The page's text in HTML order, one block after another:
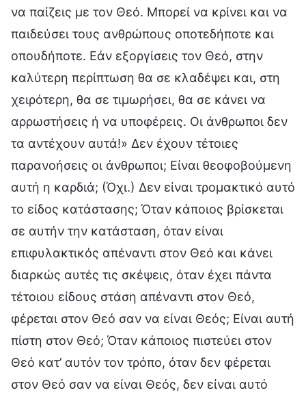
να παίζεις με τον Θεό. Μπορεί να κρίνει και να
παιδεύσει τους ανθρώπους οποτεδήποτε και
οπουδήποτε. Εάν εξοργίσεις τον Θεό, στην
καλύτερη περίπτωση θα σε κλαδέψει και, στη
χειρότερη, θα σε τιμωρήσει, θα σε κάνει να
αρρωστήσεις ή να υποφέρεις. Οι άνθρωποι δεν
τα αντέχουν αυτά!» Δεν έχουν τέτοιες
παρανοήσεις οι άνθρωποι; Είναι θεοφοβούμενη
αυτή η καρδιά; (Όχι.) Δεν είναι τρομακτικό αυτό
το είδος κατάστασης; Όταν κάποιος βρίσκεται
σε αυτήν την κατάσταση, όταν είναι
επιφυλακτικός απέναντι στον Θεό και κάνει
διαρκώς αυτές τις σκέψεις, όταν έχει πάντα
τέτοιου είδους στάση απέναντι στον Θεό,
φέρεται στον Θεό σαν να είναι Θεός; Είναι αυτή
πίστη στον Θεό; Όταν κάποιος πιστεύει στον
Θεό κατ’ αυτόν τον τρόπο, όταν δεν φέρεται
στον Θεό σαν να είναι Θεός, δεν είναι αυτό